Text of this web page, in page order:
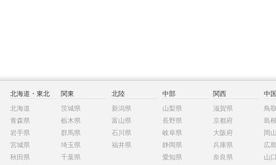
北海道・東北
北海道
青森県
岩手県
宮城県
秋田県
関東
茨城県
栃木県
群馬県
埼玉県
千葉県
北陸
新潟県
富山県
石川県
福井県
中部
山梨県
長野県
岐阜県
静岡県
愛知県
関西
滋賀県
京都府
大阪府
兵庫県
奈良県
中国
鳥
島
岡
広
山